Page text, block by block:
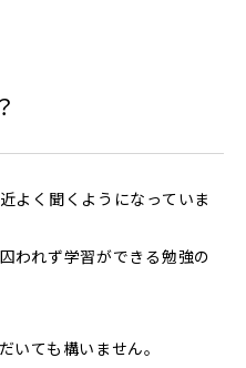
よく聞くようになっていま
われず学習ができる勉強の
いても構いません。